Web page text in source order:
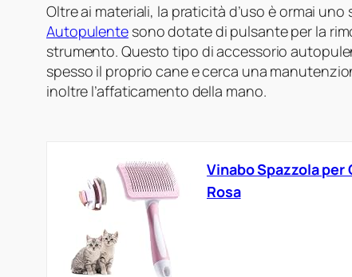
Oltre ai materiali, la praticità d’uso è ormai
Autopulentesono dotate di pulsante per la
strumento. Questo tipo di accessorio
spesso il proprio cane e cerca una
inoltre l’affaticamento della mano.
Vinabo Spazzola
Rosa